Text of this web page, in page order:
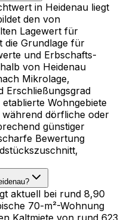
in Heidenau liegt
den von
Lagewert für
die Grundlage für
und Erbschafts-
von Heidenau
Mikrolage,
Erschließungsgrad
Wohngebiete
dörfliche oder
günstiger
Bewertung
aktuell bei rund 8,90
70-m²-Wohnung
Kaltmiete von rund 623